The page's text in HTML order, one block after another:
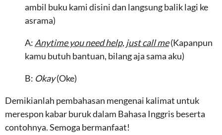
ambil buku kami disini dan langsung balik lagi ke
asrama)
A: Anytime you need help, just call me(Kapanpun
kamu butuh bantuan, bilang aja sama aku)
B: Okay(Oke)
Demikianlah pembahasan mengenai kalimat untuk
merespon kabar buruk dalam Bahasa Inggris beserta
contohnya. Semoga bermanfaat!